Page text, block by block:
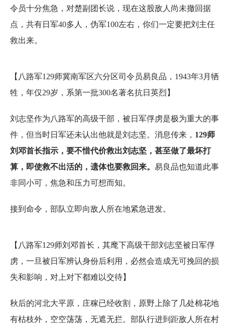
令员十分焦急，对楚副团长说，现在这股敌人尚未撤回据
点，共有日军40多人，伪军100左右，你们一定要把刘主任
救出来。
【八路军129师冀南军区六分区司令员易良品，1943年3月牺
牲，年仅29岁，系第一批300名著名抗日英烈】
刘志坚作为八路军的高级干部，被日军俘虏是极为重大的事
件，但当时日军还未认出他就是刘志坚。消息传来， 129师
刘邓首长指示，要不惜代价救出刘志坚，甚至做了最坏打
算，即使救不出活的，遗体也要救回来。 易良品也知道此事
非同小可，焦急和压力可想而知。
接到命令，部队立即向敌人所在地紧急进发。
【八路军129师刘邓首长，其麾下高级干部刘志坚被日军俘
虏，一旦被日军辨认身份后利用，必然会造成无可挽回的损
失和影响，对上对下都难以交待】
秋后的河北大平原，庄稼已经收割，原野上除了几处棉花地
有枯枝外，空空荡荡，无遮无拦。部队行进到距敌人所在村